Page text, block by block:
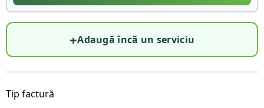
+Adaugă încă un serviciu
Tip factură